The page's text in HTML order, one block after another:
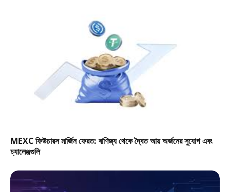
MEXC ফিউচারস মার্জিন ফেরত: বাণিজ্য থেকে দ্বৈত আয় অর্জনের সুযোগ এবং
চ্যালেঞ্জগুলি